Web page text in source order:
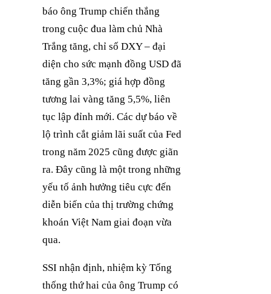
báo ông Trump chiến thắng
trong cuộc đua làm chủ Nhà
Trắng tăng, chỉ số DXY – đại
diện cho sức mạnh đồng USD đã
tăng gần 3,3%; giá hợp đồng
tương lai vàng tăng 5,5%, liên
tục lập đỉnh mới. Các dự báo về
lộ trình cắt giảm lãi suất của Fed
trong năm 2025 cũng được giãn
ra. Đây cũng là một trong những
yếu tố ảnh hưởng tiêu cực đến
diễn biến của thị trường chứng
khoán Việt Nam giai đoạn vừa
qua.
SSI nhận định, nhiệm kỳ Tổng
thống thứ hai của ông Trump có